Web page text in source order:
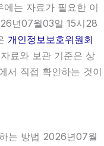
는 자료가 필요한 이
년07월03일 15시28
개인정보보호위원회
료와 보관 기준은 상
서 직접 확인하는 것이
는 방법 2026년07월